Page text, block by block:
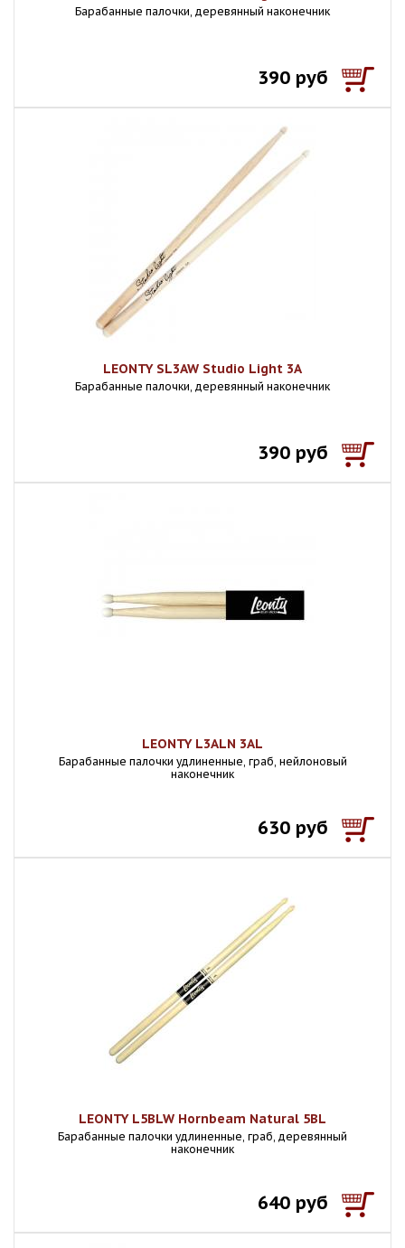
Барабанные палочки, деревянный наконечник
390 руб
LEONTY SL3AW Studio Light 3A
Барабанные палочки, деревянный наконечник
390 руб
LEONTY L3ALN 3AL
Барабанные палочки удлиненные, граб, нейлоновый
наконечник
630 руб
LEONTY L5BLW Hornbeam Natural 5ВL
Барабанные палочки удлиненные, граб, деревянный
наконечник
640 руб